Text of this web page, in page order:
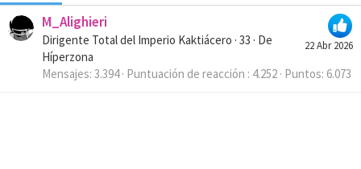
22 Abr 2026
M_Alighieri
Dirigente Total del Imperio Kaktiácero · 33 · De
Híperzona
Mensajes 3.394 Puntuación de reacción 4.252 Puntos 6.073